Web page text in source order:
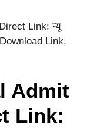
Link: न्यू
Link,
Admit
Link: